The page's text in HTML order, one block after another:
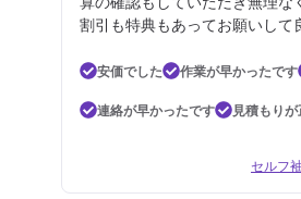
割引も特典もあってお願いして
安価でした 作業が早かったです
連絡が早かったです
見積もり
セルフ